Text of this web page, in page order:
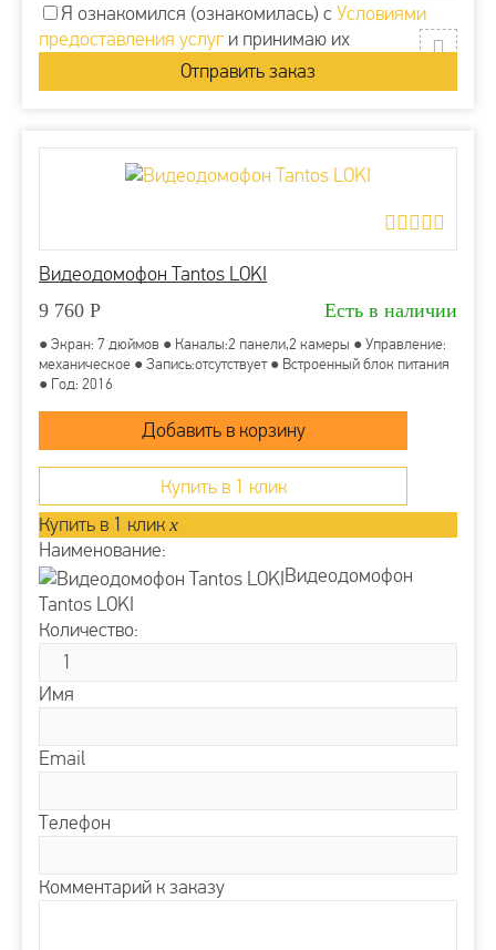
Я ознакомился (ознакомилась) с Условиями
предоставления услуги принимаю их
Видеодомофон Tantos LOKI
9 760 Р Есть в наличии
● Экран: 7 дюймов ● Каналы:2 панели,2 камеры ● Управление:
механическое ● Запись:отсутствует ● Встроенный блок питания
● Год: 2016
Купить в 1 клик
Купить в 1 клик x
Наименование:
Видеодомофон
Tantos LOKI
Количество:
Имя
Email
Телефон
Комментарий к заказу